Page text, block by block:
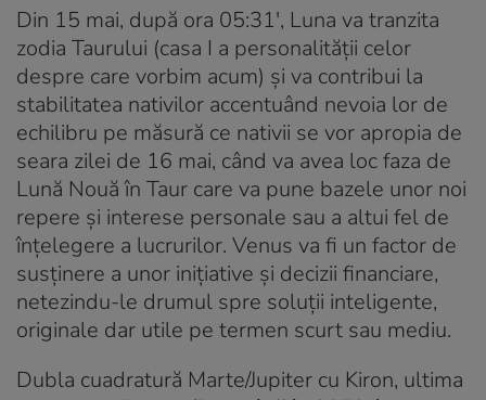
Din 15 mai, după ora 05:31′, Luna va tranzita
zodia Taurului (casa I a personalității celor
despre care vorbim acum) și va contribui la
stabilitatea nativilor accentuând nevoia lor de
echilibru pe măsură ce nativii se vor apropia de
seara zilei de 16 mai, când va avea loc faza de
Lună Nouă în Taur care va pune bazele unor noi
repere și interese personale sau a altui fel de
înțelegere a lucrurilor. Venus va fi un factor de
susținere a unor inițiative și decizii financiare,
netezindu-le drumul spre soluții inteligente,
originale dar utile pe termen scurt sau mediu.
Dubla cuadratură Marte/Jupiter cu Kiron, ultima